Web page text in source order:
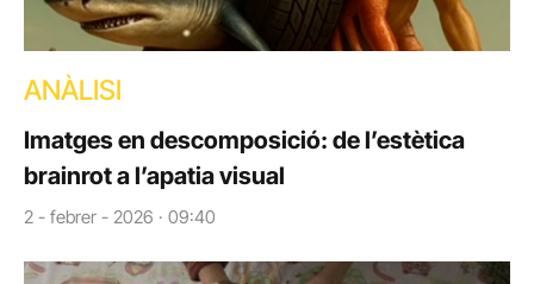
ANÀLISI
Imatges en descomposició: de l’estètica
brainrot a l’apatia visual
2 - febrer - 2026 · 09:40